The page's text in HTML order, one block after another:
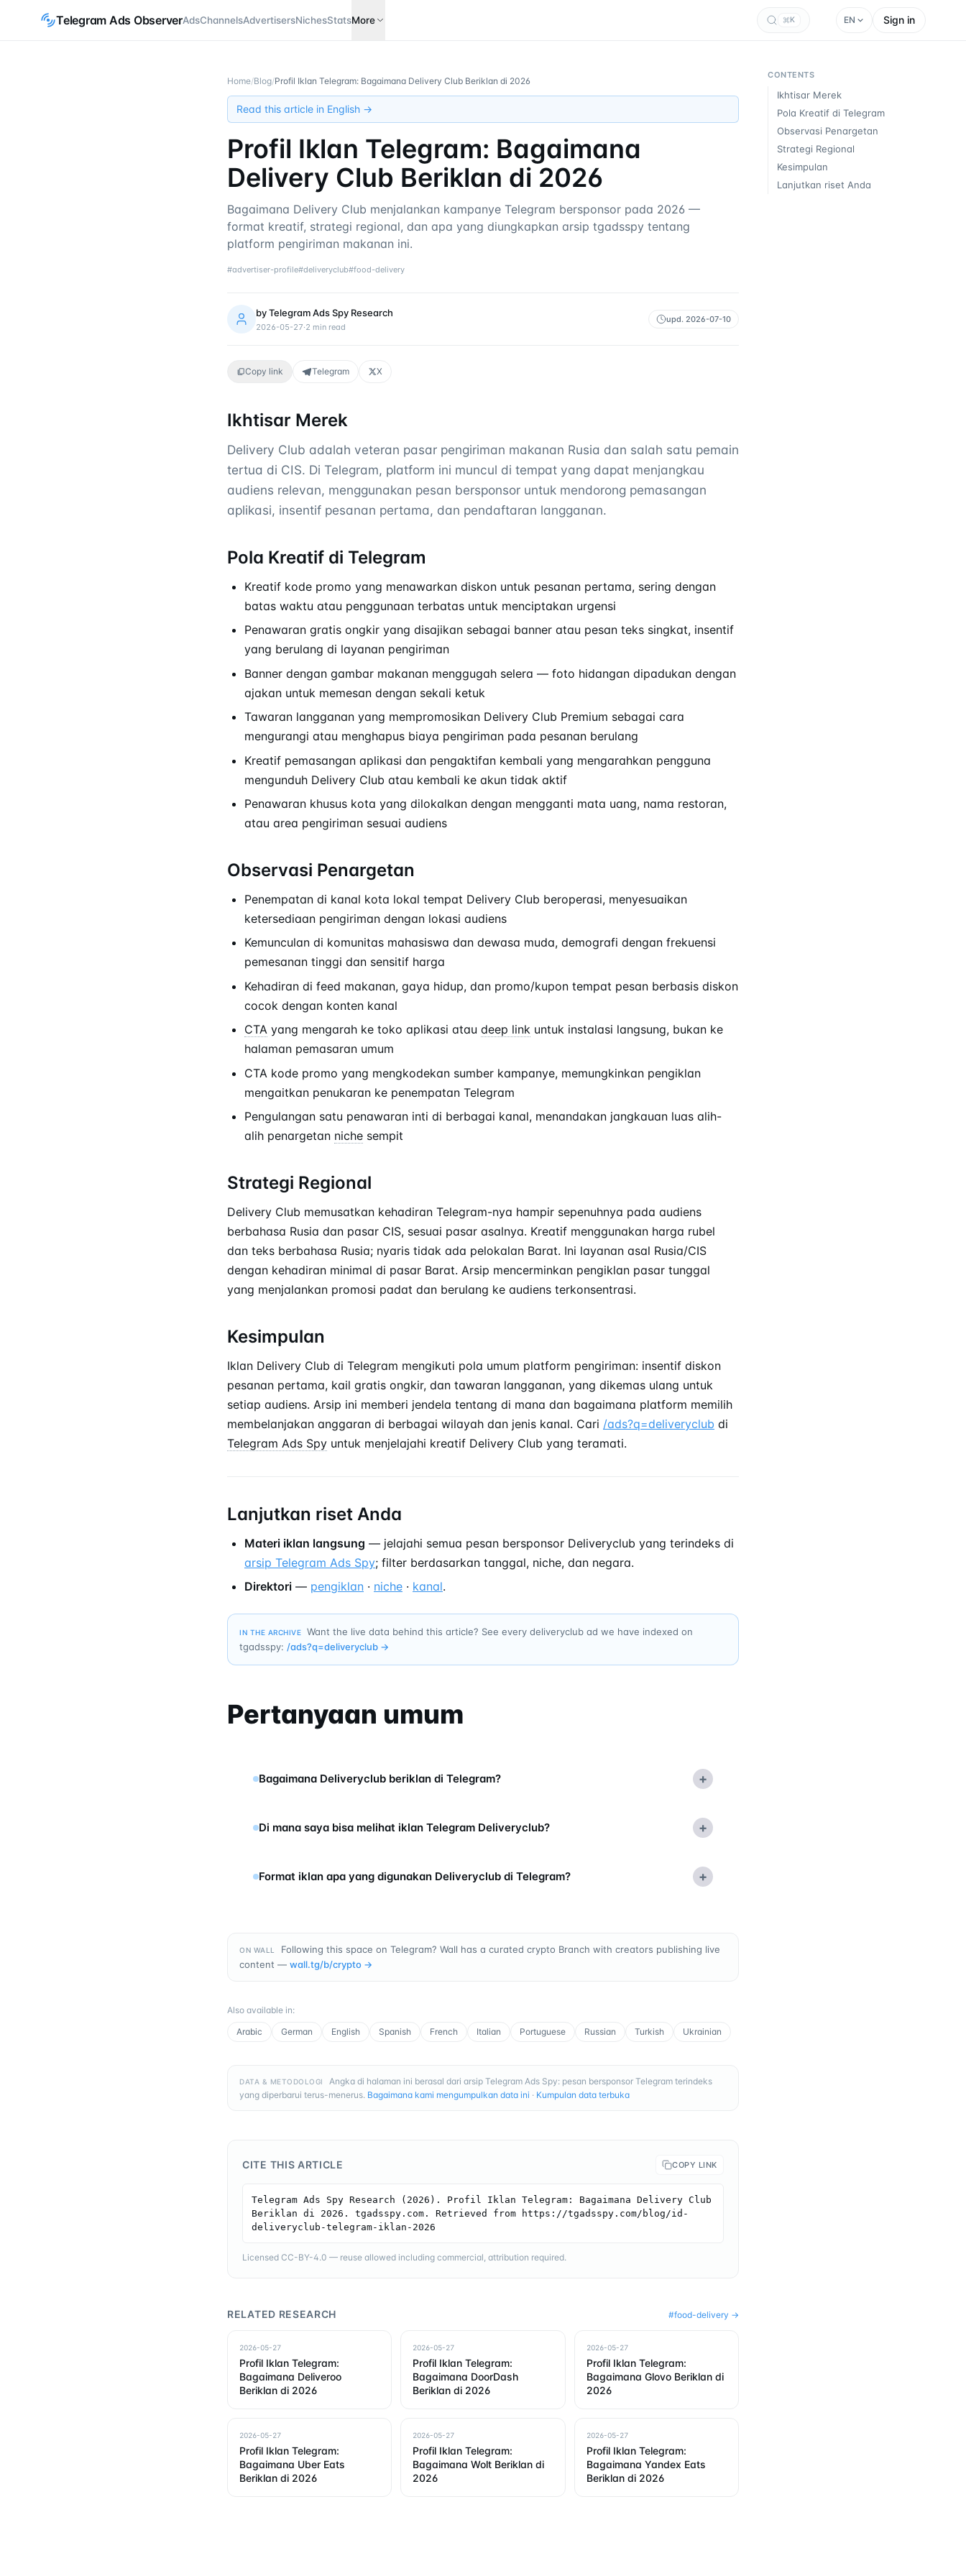
Telegram Ads ObserverAdsChannelsAdvertisersNichesStatsMore K EN Sign in
Home/Blog/Profil Iklan Telegram: Bagaimana Delivery Club Beriklan di 2026
Read this article in English →
Profil Iklan Telegram: Bagaimana
Delivery Club Beriklan di 2026
Bagaimana Delivery Club menjalankan kampanye Telegram bersponsor pada 2026 —
format kreatif, strategi regional, dan apa yang diungkapkan arsip tgadsspy tentang
platform pengiriman makanan ini.
#advertiser-profile#deliveryclub#food-delivery
byTelegram Ads Spy Research
2026-05-27·2 min read
upd. 2026-07-10
Copy link Telegram X
Ikhtisar Merek
Delivery Club adalah veteran pasar pengiriman makanan Rusia dan salah satu pemain
tertua di CIS. Di Telegram, platform ini muncul di tempat yang dapat menjangkau
audiens relevan, menggunakan pesan bersponsor untuk mendorong pemasangan
aplikasi, insentif pesanan pertama, dan pendaftaran langganan.
Pola Kreatif di Telegram
Kreatif kode promo yang menawarkan diskon untuk pesanan pertama, sering dengan
batas waktu atau penggunaan terbatas untuk menciptakan urgensi
Penawaran gratis ongkir yang disajikan sebagai banner atau pesan teks singkat, insentif
yang berulang di layanan pengiriman
Banner dengan gambar makanan menggugah selera — foto hidangan dipadukan dengan
ajakan untuk memesan dengan sekali ketuk
Tawaran langganan yang mempromosikan Delivery Club Premium sebagai cara
mengurangi atau menghapus biaya pengiriman pada pesanan berulang
Kreatif pemasangan aplikasi dan pengaktifan kembali yang mengarahkan pengguna
mengunduh Delivery Club atau kembali ke akun tidak aktif
Penawaran khusus kota yang dilokalkan dengan mengganti mata uang, nama restoran,
atau area pengiriman sesuai audiens
Observasi Penargetan
Penempatan di kanal kota lokal tempat Delivery Club beroperasi, menyesuaikan
ketersediaan pengiriman dengan lokasi audiens
Kemunculan di komunitas mahasiswa dan dewasa muda, demografi dengan frekuensi
pemesanan tinggi dan sensitif harga
Kehadiran di feed makanan, gaya hidup, dan promo/kupon tempat pesan berbasis diskon
cocok dengan konten kanal
CTA yang mengarah ke toko aplikasi atau deep link untuk instalasi langsung, bukan ke
halaman pemasaran umum
CTA kode promo yang mengkodekan sumber kampanye, memungkinkan pengiklan
mengaitkan penukaran ke penempatan Telegram
Pengulangan satu penawaran inti di berbagai kanal, menandakan jangkauan luas alih-
alih penargetan niche sempit
Strategi Regional
Delivery Club memusatkan kehadiran Telegram-nya hampir sepenuhnya pada audiens
berbahasa Rusia dan pasar CIS, sesuai pasar asalnya. Kreatif menggunakan harga rubel
dan teks berbahasa Rusia; nyaris tidak ada pelokalan Barat. Ini layanan asal Rusia/CIS
dengan kehadiran minimal di pasar Barat. Arsip mencerminkan pengiklan pasar tunggal
yang menjalankan promosi padat dan berulang ke audiens terkonsentrasi.
Kesimpulan
Iklan Delivery Club di Telegram mengikuti pola umum platform pengiriman: insentif diskon
pesanan pertama, kail gratis ongkir, dan tawaran langganan, yang dikemas ulang untuk
setiap audiens. Arsip ini memberi jendela tentang di mana dan bagaimana platform memilih
membelanjakan anggaran di berbagai wilayah dan jenis kanal. Cari /ads?q=deliveryclub di
Telegram Ads Spy untuk menjelajahi kreatif Delivery Club yang teramati.
Lanjutkan riset Anda
Materi iklan langsung — jelajahi semua pesan bersponsor Deliveryclub yang terindeks di
arsip Telegram Ads Spy; filter berdasarkan tanggal, niche, dan negara.
Direktori — pengiklan · niche · kanal.
IN THE ARCHIVE
Want the live data behind this article? See every deliveryclub ad we have indexed on
tgadsspy: /ads?q=deliveryclub →
Pertanyaan umum
Bagaimana Deliveryclub beriklan di Telegram? +
Di mana saya bisa melihat iklan Telegram Deliveryclub? +
Format iklan apa yang digunakan Deliveryclub di Telegram? +
ON WALL
Following this space on Telegram? Wall has a curated crypto Branch with creators publishing live
content — wall.tg/b/crypto →
Also available in:
Arabic
German English Spanish French Italian Portuguese Russian Turkish Ukrainian
DATA & METODOLOGI
Angka di halaman ini berasal dari arsip Telegram Ads Spy: pesan bersponsor Telegram terindeks
yang diperbarui terus-menerus. Bagaimana kami mengumpulkan data ini · Kumpulan data terbuka
CITE THIS ARTICLE COPY LINK
Telegram Ads Spy Research (2026). Profil Iklan Telegram: Bagaimana Delivery Club
Beriklan di 2026. tgadsspy.com. Retrieved from https://tgadsspy.com/blog/id-
deliveryclub-telegram-iklan-2026
Licensed CC-BY-4.0 — reuse allowed including commercial, attribution required.
RELATED RESEARCH #food-delivery →
2026-05-27
Profil Iklan Telegram:
Bagaimana Deliveroo
Beriklan di 2026
2026-05-27
Profil Iklan Telegram:
Bagaimana DoorDash
Beriklan di 2026
2026-05-27
Profil Iklan Telegram:
Bagaimana Glovo Beriklan di
2026
2026-05-27
Profil Iklan Telegram:
Bagaimana Uber Eats
Beriklan di 2026
2026-05-27
Profil Iklan Telegram:
Bagaimana Wolt Beriklan di
2026
2026-05-27
Profil Iklan Telegram:
Bagaimana Yandex Eats
Beriklan di 2026
CONTENTS
Ikhtisar Merek
Pola Kreatif di Telegram
Observasi Penargetan
Strategi Regional
Kesimpulan
Lanjutkan riset Anda